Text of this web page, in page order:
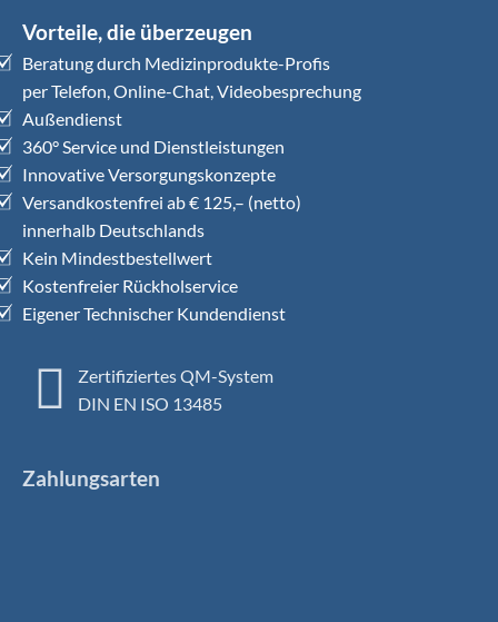
Vorteile, die überzeugen
Beratung durch Medizinprodukte-Profis
per Telefon, Online-Chat, Videobesprechung
Außendienst
360° Service und Dienstleistungen
Innovative Versorgungskonzepte
Versandkostenfrei ab € 125,– (netto)
innerhalb Deutschlands
Kein Mindestbestellwert
Kostenfreier Rückholservice
Eigener Technischer Kundendienst
Zertifiziertes QM-System
DIN EN ISO 13485
Zahlungsarten